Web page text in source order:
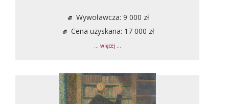
Wywoławcza: 9 000 zł
Cena uzyskana: 17 000 zł
... więcej ...